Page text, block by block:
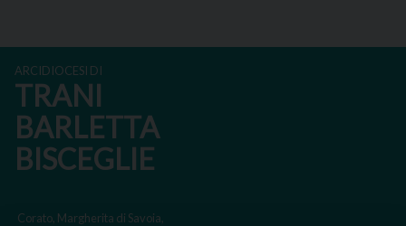
ARCIDIOCESI DI
TRANI
BARLETTA
BISCEGLIE
Corato, Margherita di Savoia,